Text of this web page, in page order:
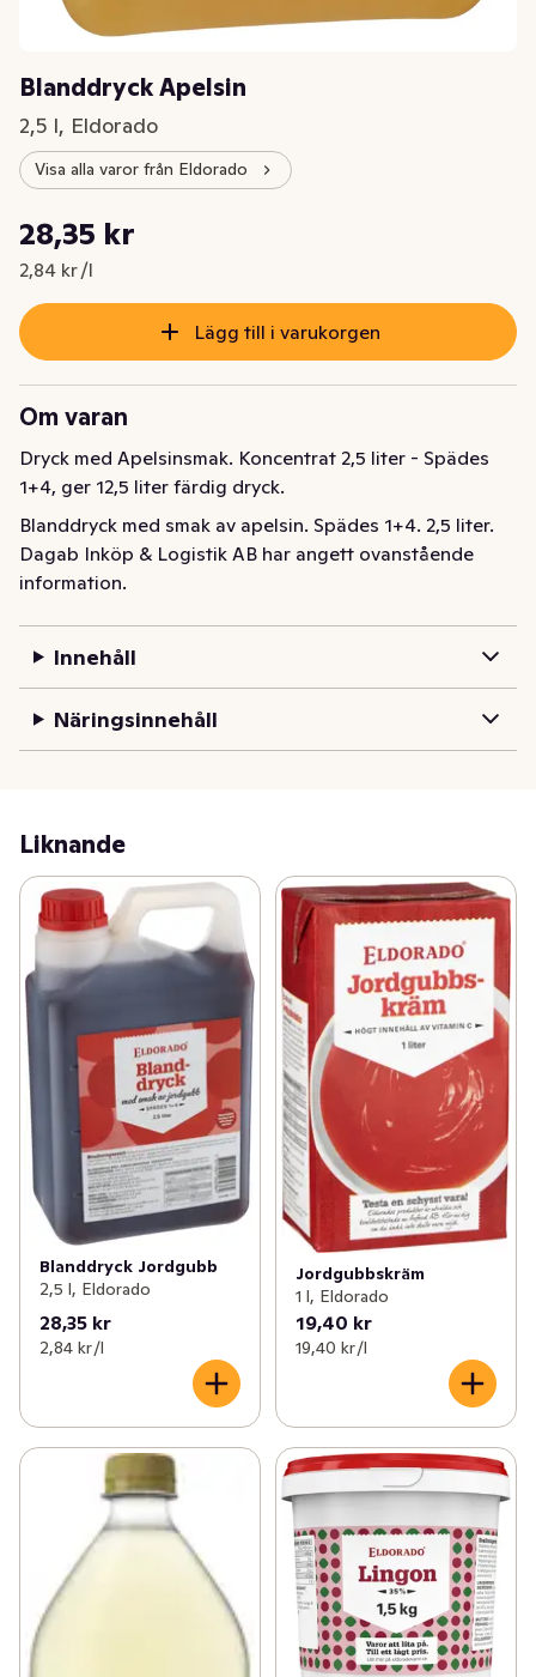
Blanddryck Apelsin
2,5 l, Eldorado
Visa alla varor från Eldorado
Nuvarande pris är: 28,35 kr
28,35 kr
2,84 kr /l
Styckpris: 2,84 kr /l
Lägg till i varukorgen
Om varan
Dryck med Apelsinsmak. Koncentrat 2,5 liter - Spädes
1+4, ger 12,5 liter färdig dryck.
Blanddryck med smak av apelsin. Spädes 1+4. 2,5 liter.
Dagab Inköp & Logistik AB har angett ovanstående
information.
Innehåll
Näringsinnehåll
Liknande
Blanddryck Jordgubb
2,5 l, Eldorado
28,35 kr
2,84 kr /l
Jordgubbskräm
1 l, Eldorado
19,40 kr
19,40 kr /l